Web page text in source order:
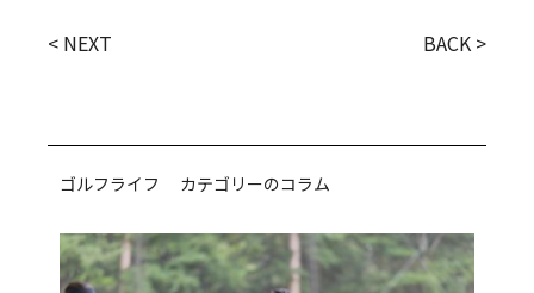
< NEXT BACK >
ゴルフライフ カテゴリーのコラム